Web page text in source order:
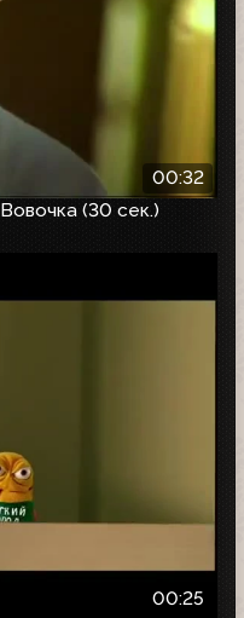
00:32
(30 сек.)
00:25